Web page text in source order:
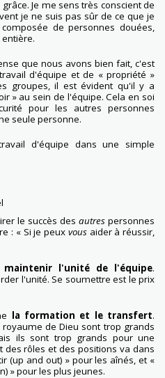
Je me sens très conscient de
je ne suis pas sûr de ce que je
de personnes douées,
que nous avons bien fait, c'est
d'équipe et de « propriété »
groupes, il est évident qu'il y a
» au sein de l'équipe. Cela en soi
pour les autres personnes
seule personne.
d'équipe dans une simple
le succès des autrespersonnes
: « Si je peux vousaider à réussir,
maintenir l'unité de l'équipe.
l'unité. Se soumettre est le prix
la formation et le transfert.
de Dieu sont trop grands
ils sont trop grands pour une
rôles et des positions va dans
(up and out) » pour les aînés, et «
» pour les plus jeunes.